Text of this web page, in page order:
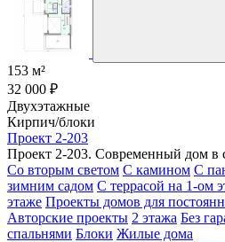
153 м²
32 000 ₽
Двухэтажные
Кирпич/блоки
Проект 2-203
Проект 2-203. Современный дом в
Со вторым светом С камином С
зимним садом С террасой на 1-ом
этаже Проекты домов для
Авторские проекты 2 этажа Без
спальнями Блоки Жилые дома